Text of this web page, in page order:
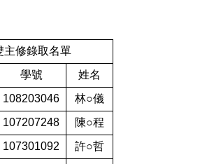
主修錄取名單
學號
姓名
108203046
林○儀
107207248
陳○程
107301092 許○哲